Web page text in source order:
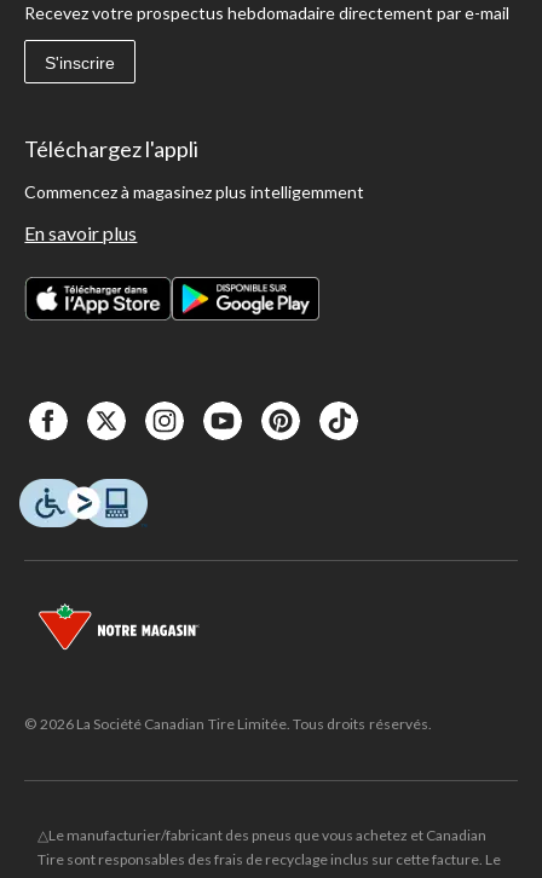
Recevez votre prospectus hebdomadaire directement par e-mail
S'inscrire
Téléchargez l'appli
Commencez à magasinez plus intelligemment
En savoir plus
© 2026 La Société Canadian Tire Limitée. Tous droits réservés.
△Le manufacturier/fabricant des pneus que vous achetez et Canadian
Tire sont responsables des frais de recyclage inclus sur cette facture. Le